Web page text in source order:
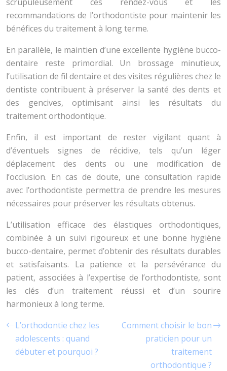
recommandations de l’orthodontiste pour maintenir les
bénéfices du traitement à long terme.
En parallèle, le maintien d’une excellente hygiène bucco-
dentaire reste primordial. Un brossage minutieux,
l’utilisation de fil dentaire et des visites régulières chez le
dentiste contribuent à préserver la santé des dents et
des gencives, optimisant ainsi les résultats du
traitement orthodontique.
Enfin, il est important de rester vigilant quant à
d’éventuels signes de récidive, tels qu’un léger
déplacement des dents ou une modification de
l’occlusion. En cas de doute, une consultation rapide
avec l’orthodontiste permettra de prendre les mesures
nécessaires pour préserver les résultats obtenus.
L’utilisation efficace des élastiques orthodontiques,
combinée à un suivi rigoureux et une bonne hygiène
bucco-dentaire, permet d’obtenir des résultats durables
et satisfaisants. La patience et la persévérance du
patient, associées à l’expertise de l’orthodontiste, sont
les clés d’un traitement réussi et d’un sourire
harmonieux à long terme.
L’orthodontie chez les
adolescents : quand
débuter et pourquoi ?
Comment choisir le bon
praticien pour un
traitement
orthodontique ?